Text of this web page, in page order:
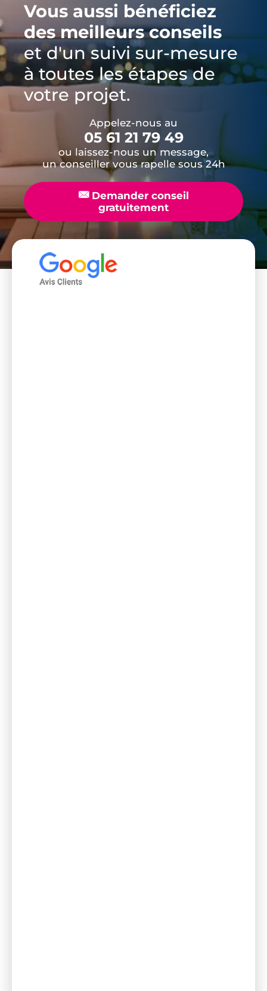
Vous aussi bénéficiez
des meilleurs conseils
et d'un suivi sur-mesure
à toutes les étapes de
votre projet.
Appelez-nous au
05 61 21 79 49
ou laissez-nous un message,
un conseiller vous rapelle sous 24h
📧Demander conseil
gratuitement